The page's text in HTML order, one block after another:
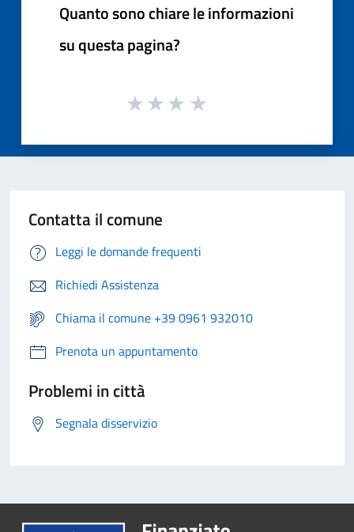
Quanto sono chiare le informazioni
su questa pagina?
Contatta il comune
Leggi le domande frequenti
Richiedi Assistenza
Chiama il comune +39 0961 932010
Prenota un appuntamento
Problemi in città
Segnala disservizio